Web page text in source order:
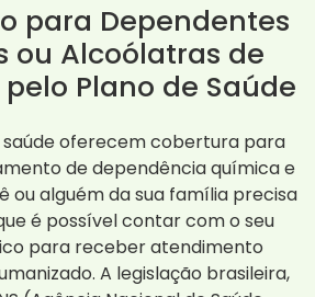
para Dependentes
ou Alcoólatras de
Plano de Saúde
saúde oferecem cobertura para
de dependência química e
ou alguém da sua família precisa
é possível contar com o seu
para receber atendimento
A legislação brasileira,